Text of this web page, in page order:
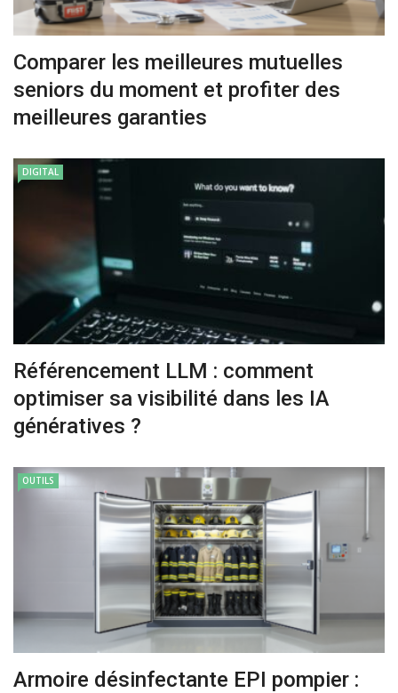
Comparer les meilleures mutuelles
seniors du moment et profiter des
meilleures garanties
DIGITAL
Référencement LLM : comment
optimiser sa visibilité dans les IA
génératives ?
OUTILS
Armoire désinfectante EPI pompier :